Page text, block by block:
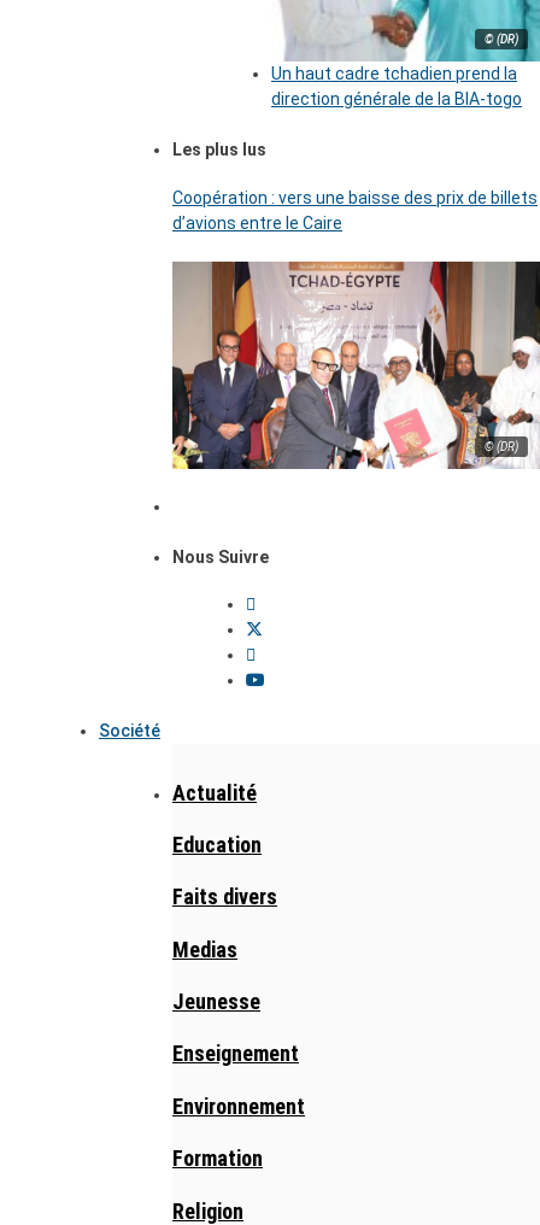
© (DR)
Un haut cadre tchadien prend la
direction générale de la BIA-togo
Les plus lus
Coopération : vers une baisse des prix de billets
d’avions entre le Caire
© (DR)
Nous Suivre
Société
Actualité
Education
Faits divers
Medias
Jeunesse
Enseignement
Environnement
Formation
Religion